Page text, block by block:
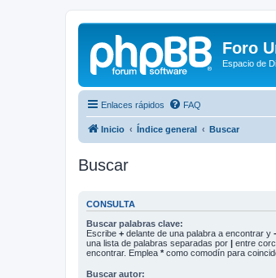
Foro
Espacio de
Enlaces rápidos FAQ
Inicio Índice general Buscar
Buscar
CONSULTA
Buscar palabras clave:
Escribe + delante de una palabra a encontrar y -
una lista de palabras separadas por | entre
encontrar. Emplea * como comodín para
Buscar autor: